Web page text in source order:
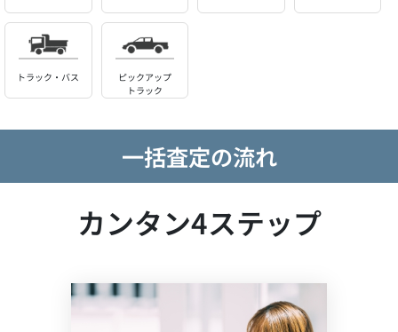
トラック・バス
ピックアップ
トラック
一括査定の流れ
カンタン4ステップ